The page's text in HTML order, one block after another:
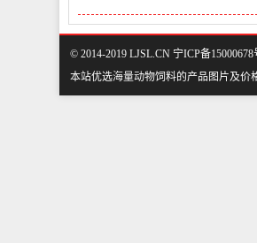
© 2014-2019 LJSL.CN 宁ICP备15000678
本站优选海量动物饲料的产品图片及价